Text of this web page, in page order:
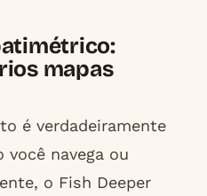
mapas
é verdadeiramente
navega ou
o Fish Deeper